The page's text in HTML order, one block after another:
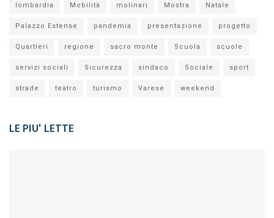
lombardia Mobilità molinari Mostra Natale
Palazzo Estense pandemia presentazione progetto
Quartieri regione sacro monte Scuola scuole
servizi sociali Sicurezza sindaco Sociale sport
strade teatro turismo Varese weekend
LE PIU' LETTE